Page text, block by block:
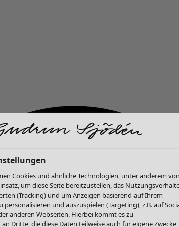
Cookies und ähnliche Technologien, unter anderem von
um diese Seite bereitzustellen, das
(Tracking) und um Anzeigen basierend auf Ihrem
und auszuspielen (Targeting), z.B. auf
anderen Webseiten. Hierbei kommt es zu
Dritte, die diese Daten teilweise auch für eigene Zwecke